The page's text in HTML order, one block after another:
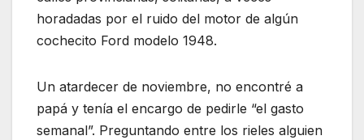
horadadas por el ruido del motor de algún
cochecito Ford modelo 1948.
Un atardecer de noviembre, no encontré a
papá y tenía el encargo de pedirle “el gasto
semanal”. Preguntando entre los rieles alguien